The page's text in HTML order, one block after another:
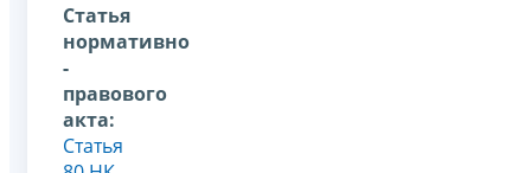
Статья
нормативно
-
правового
акта:
Статья